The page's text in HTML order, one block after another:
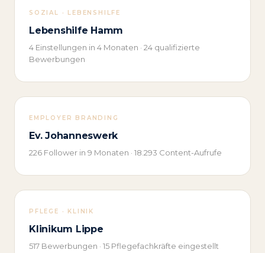
SOZIAL · LEBENSHILFE
Lebenshilfe Hamm
4 Einstellungen in 4 Monaten · 24 qualifizierte
Bewerbungen
EMPLOYER BRANDING
Ev. Johanneswerk
226 Follower in 9 Monaten · 18.293 Content-Aufrufe
PFLEGE · KLINIK
Klinikum Lippe
517 Bewerbungen · 15 Pflegefachkräfte eingestellt